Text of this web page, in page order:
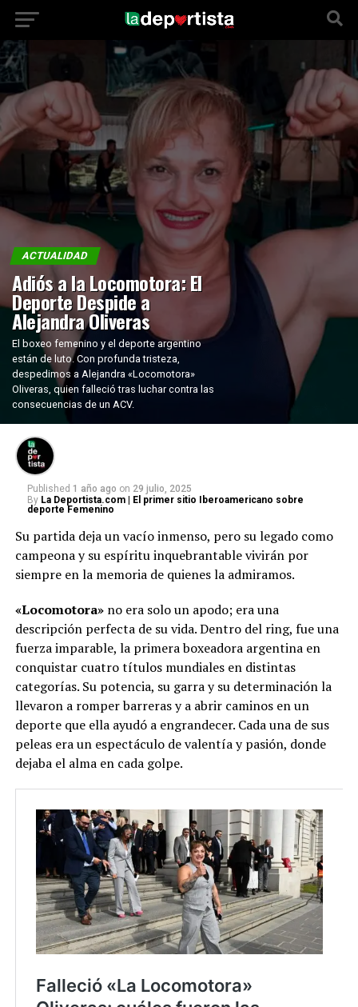
ACTUALIDAD
Adiós a la Locomotora: El
Deporte Despide a
Alejandra Oliveras
El boxeo femenino y el deporte argentino
están de luto. Con profunda tristeza,
despedimos a Alejandra «Locomotora»
Oliveras, quien falleció tras luchar contra las
consecuencias de un ACV.
Published 1 año ago on 29 julio, 2025
By La Deportista.com | El primer sitio Iberoamericano sobre
deporte Femenino
Su partida deja un vacío inmenso, pero su legado como
campeona y su espíritu inquebrantable vivirán por
siempre en la memoria de quienes la admiramos.
«Locomotora»no era solo un apodo; era una
descripción perfecta de su vida. Dentro del ring, fue una
fuerza imparable, la primera boxeadora argentina en
conquistar cuatro títulos mundiales en distintas
categorías. Su potencia, su garra y su determinación la
llevaron a romper barreras y a abrir caminos en un
deporte que ella ayudó a engrandecer. Cada una de sus
peleas era un espectáculo de valentía y pasión, donde
dejaba el alma en cada golpe.